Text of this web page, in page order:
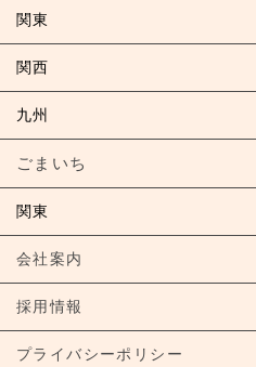
関東
関西
九州
ごまいち
関東
会社案内
採用情報
プライバシーポリシー